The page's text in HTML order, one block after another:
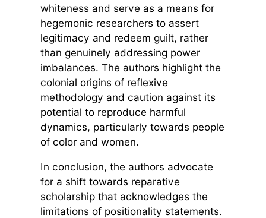
whiteness and serve as a means for
hegemonic researchers to assert
legitimacy and redeem guilt, rather
than genuinely addressing power
imbalances. The authors highlight the
colonial origins of reflexive
methodology and caution against its
potential to reproduce harmful
dynamics, particularly towards people
of color and women.
In conclusion, the authors advocate
for a shift towards reparative
scholarship that acknowledges the
limitations of positionality statements.